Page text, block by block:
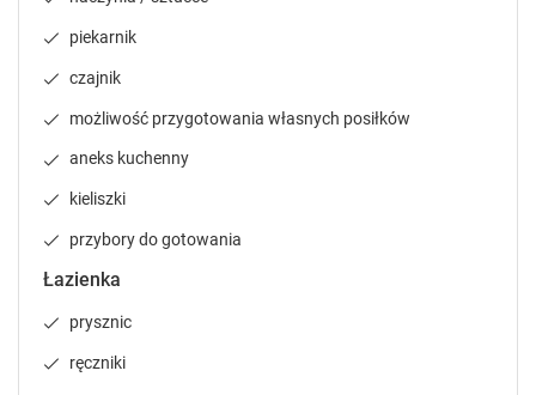
piekarnik
czajnik
możliwość przygotowania własnych posiłków
aneks kuchenny
kieliszki
przybory do gotowania
Łazienka
prysznic
ręczniki